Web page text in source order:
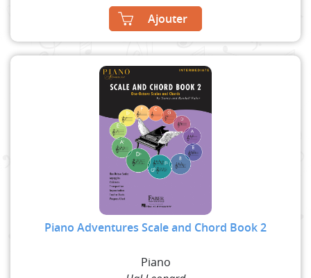
Ajouter
Piano Adventures Scale and Chord Book 2
Piano